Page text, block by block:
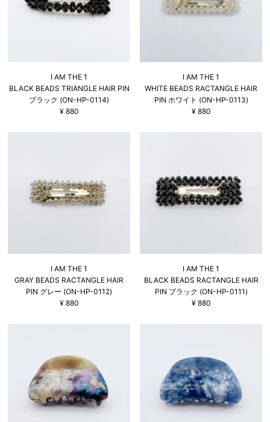
I AM THE 1
BLACK BEADS TRIANGLE HAIR PIN
ブラック (ON-HP-0114)
¥ 880
I AM THE 1
WHITE BEADS RACTANGLE HAIR
PIN ホワイト (ON-HP-0113)
¥ 880
I AM THE 1
GRAY BEADS RACTANGLE HAIR
PIN グレー (ON-HP-0112)
¥ 880
I AM THE 1
BLACK BEADS RACTANGLE HAIR
PIN ブラック (ON-HP-0111)
¥ 880